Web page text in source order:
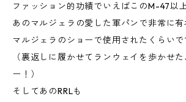
ファッション的功績でいえばこのM-47以
あのマルジェラの愛した軍パンで非常に有
マルジェラのショーで使用されたくらいで
（裏返しに履かせてランウェイを歩かせ
ー！）
そしてあのRRLも